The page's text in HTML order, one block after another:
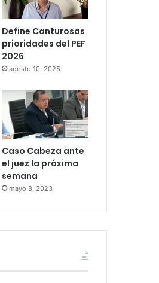
Define Canturosas
prioridades del PEF
2026
agosto 10, 2025
Caso Cabeza ante
el juez la próxima
semana
mayo 8, 2023